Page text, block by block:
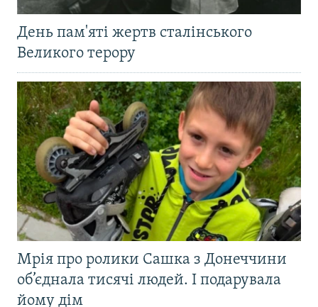
День пам'яті жертв сталінського
Великого терору
Мрія про ролики Сашка з Донеччини
об’єднала тисячі людей. І подарувала
йому дім